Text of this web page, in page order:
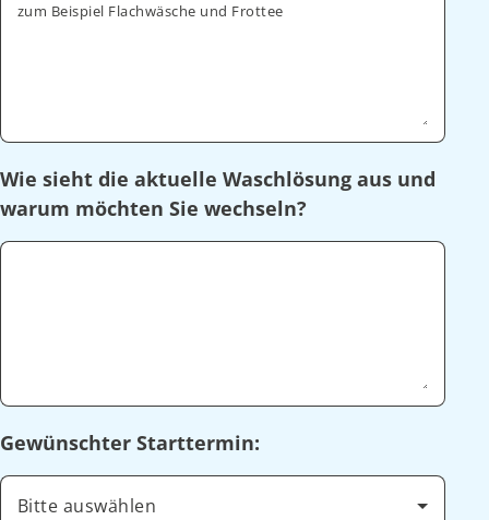
zum Beispiel Flachwäsche und Frottee
Wie sieht die aktuelle Waschlösung aus und
warum möchten Sie wechseln?
Gewünschter Starttermin:
Bitte auswählen